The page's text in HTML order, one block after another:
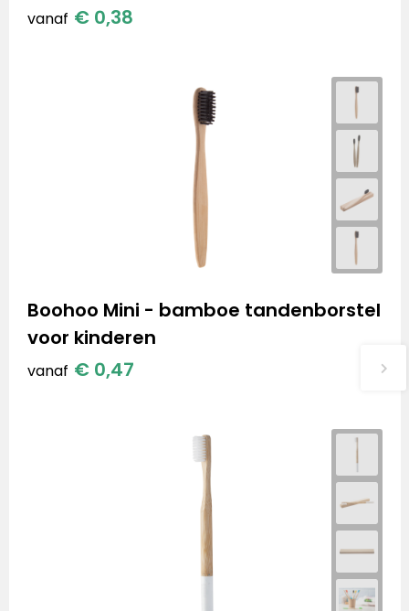
vanaf € 0,38
Boohoo Mini - bamboe tandenborstel
voor kinderen
vanaf € 0,47